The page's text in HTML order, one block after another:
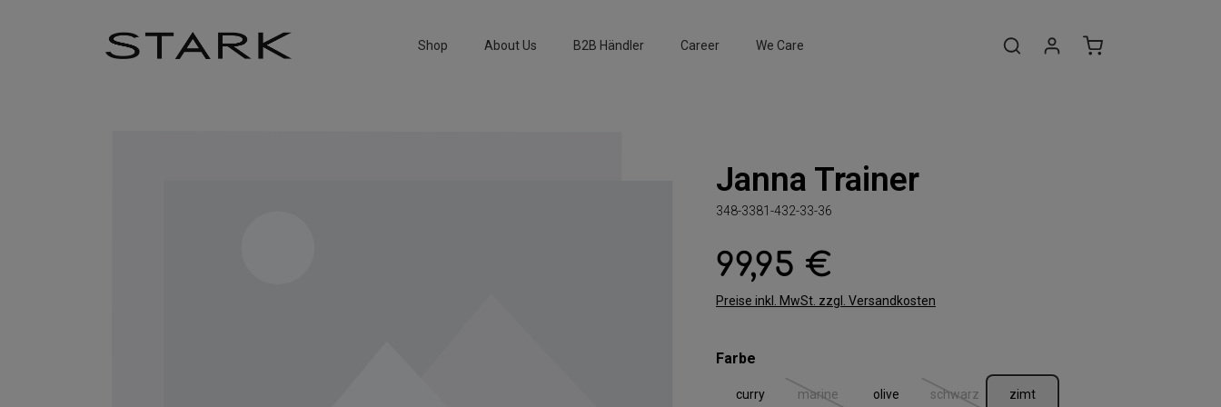
Shop
About Us B2B Händler Career We Care
Janna Trainer
348-3381-432-33-36
Regulärer Preis:
99,95 €
Preise inkl. MwSt. zzgl. Versandkosten
Farbe
curry marine(Diese Option ist zurzeit nicht verfügbar.)
olive schwarz(Diese Option ist zurzeit nicht verfügbar.)
zimt